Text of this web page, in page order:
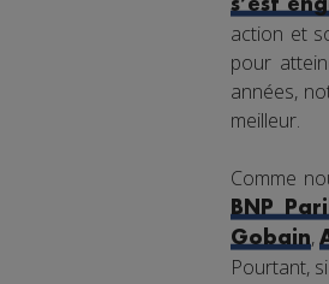
s’est
action et
pour
années,
meilleur.
Comme
BNP
Gobain,
Pourtant,